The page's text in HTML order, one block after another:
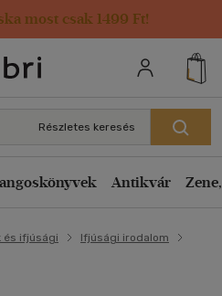
most csak 1499 Ft!
adatai
Részletes keresés
Antikvár
és ifjúsági
Ifjúsági irodalom